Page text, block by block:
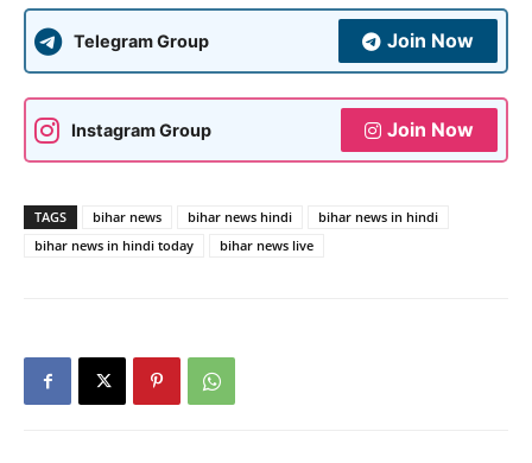
Telegram Group Join Now
Instagram Group Join Now
TAGS bihar news bihar news hindi
bihar news in hindi
bihar news in hindi today
bihar news live